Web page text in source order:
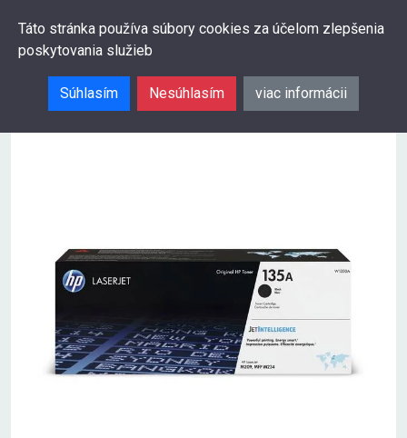
Táto stránka používa súbory cookies za účelom zlepšenia
poskytovania služieb
Súhlasím Nesúhlasím viac informácii